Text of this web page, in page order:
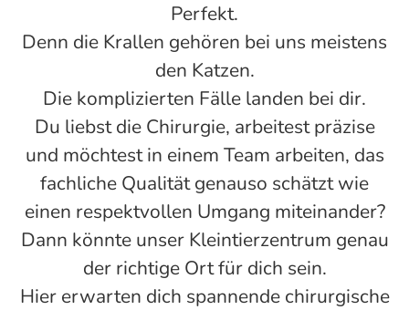
Perfekt.
Denn die Krallen gehören bei uns meistens
den Katzen.
Die komplizierten Fälle landen bei dir.
Du liebst die Chirurgie, arbeitest präzise
und möchtest in einem Team arbeiten, das
fachliche Qualität genauso schätzt wie
einen respektvollen Umgang miteinander?
Dann könnte unser Kleintierzentrum genau
der richtige Ort für dich sein.
Hier erwarten dich spannende chirurgische